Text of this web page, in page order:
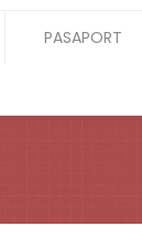
PASAPORT